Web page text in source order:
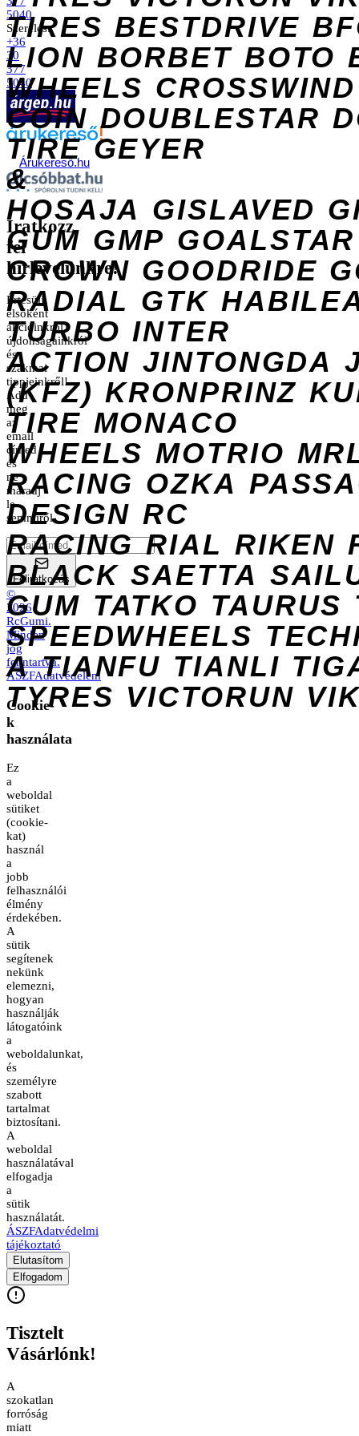
TIRES BESTDRIVE
LION BORBET BOTO
WHEELS CROSSWIND
COIN DOUBLESTAR
TIRE GEYER
&
HOSAJA GISLAVED
GUM GMP GOALSTAR
CROWN GOODRIDE
RADIAL GTK
TURBO INTER
ACTION JINTONGDA
(KFZ) KRONPRINZ
TIRE MONACO
WHEELS MOTRIO
RACING OZKA
DESIGN RC
RACING RIAL RIKEN
BLACK SAETTA
GUM TATKO TAURUS
SPEEDWHEELS
A TIANFU TIANLI
TYRES VICTORUN
5040
Szerelés:
+36
30
377
5040
Árukereső.hu
Iratkozz
fel
hírlevelünkre!
Értesülj
elsőként
akcióinkról,
újdonságainkról
és
szakmai
tippjeinkről!
Add
meg
az
email
címed
és
ne
maradj
le
semmiről.
Feliratkozás
©
2026
RcGumi.
Minden
jog
fenntartva.
ÁSZFAdatvédelem
Cookie-
k
használata
Ez
a
weboldal
sütiket
(cookie-
kat)
használ
a
jobb
felhasználói
élmény
érdekében.
A
sütik
segítenek
nekünk
elemezni,
hogyan
használják
látogatóink
a
weboldalunkat,
és
személyre
szabott
tartalmat
biztosítani.
A
weboldal
használatával
elfogadja
a
sütik
használatát.
ÁSZFAdatvédelmi
tájékoztató
Elutasítom
Elfogadom
Tisztelt
Vásárlónk!
A
szokatlan
forróság
miatt